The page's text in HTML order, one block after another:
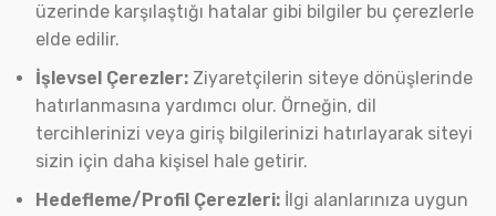
üzerinde karşılaştığı hatalar gibi bilgiler bu çerezlerle
elde edilir.
İşlevsel Çerezler: Ziyaretçilerin siteye dönüşlerinde
hatırlanmasına yardımcı olur. Örneğin, dil
tercihlerinizi veya giriş bilgilerinizi hatırlayarak siteyi
sizin için daha kişisel hale getirir.
Hedefleme/Profil Çerezleri: İlgi alanlarınıza uygun